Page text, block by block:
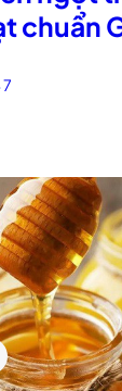
chuẩn
7